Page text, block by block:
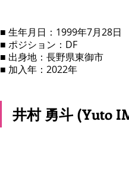
■ 生年月日：1999年7月28日
■ ポジション：DF
■ 出身地：長野県東御市
■ 加入年：2022年
井村 勇斗 (Yuto